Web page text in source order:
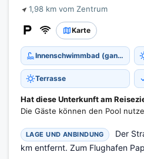
1,98 km vom Zentrum
Karte
Innenschwimmbad (ganzjährig)
Terrasse
Hat diese Unterkunft am
Die Gäste können den Pool
LAGE UND ANBINDUNG
Der
km entfernt. Zum Flughafen